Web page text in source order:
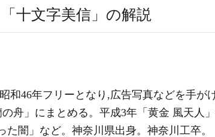
「十文字美信」の解説
和46年フリーとなり,広告写真などを手が
舟」にまとめる。平成3年「黄金 風天人
闇」など。神奈川県出身。神奈川工卒。